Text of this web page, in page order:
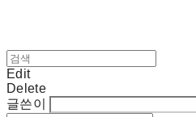
Edit
Delete
글쓴이